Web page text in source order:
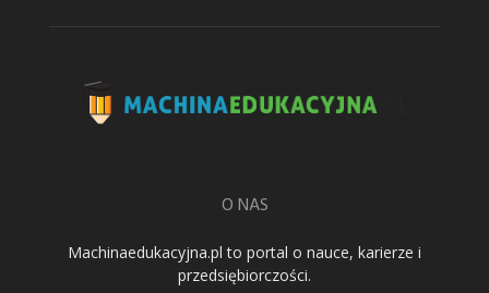
O NAS
Machinaedukacyjna.pl to portal o nauce, karierze i
przedsiębiorczości.